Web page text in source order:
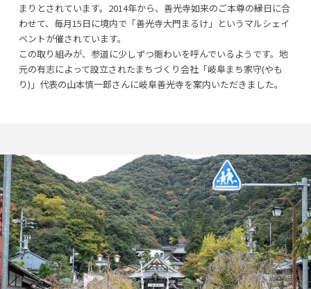
まりとされています。2014年から、善光寺如来のご本尊の縁日に合
わせて、毎月15日に境内で「善光寺大門まるけ」というマルシェイ
ベントが催されています。
この取り組みが、参道に少しずつ賑わいを呼んでいるようです。地
元の有志によって設立されたまちづくり会社「岐阜まち家守(やも
り)」代表の山本慎一郎さんに岐阜善光寺を案内いただきました。